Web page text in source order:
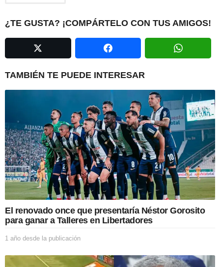
i
n
t
i
¿TE GUSTA? ¡COMPÁRTELO CON TUS AMIGOS!
TAMBIÉN TE PUEDE INTERESAR
El renovado once que presentaría Néstor Gorosito
para ganar a Talleres en Libertadores
1 año desde la publicación
ñ